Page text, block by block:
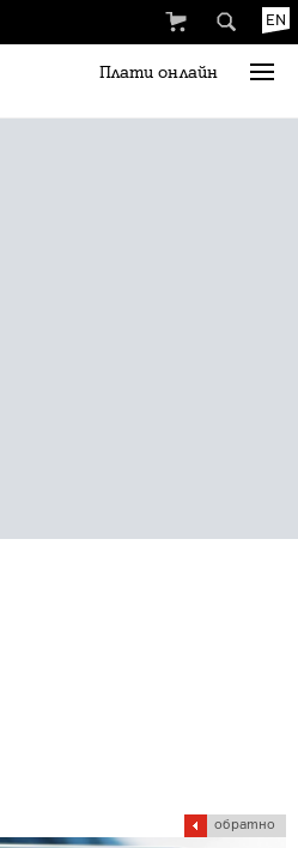
EN
Плати онлайн
обратно